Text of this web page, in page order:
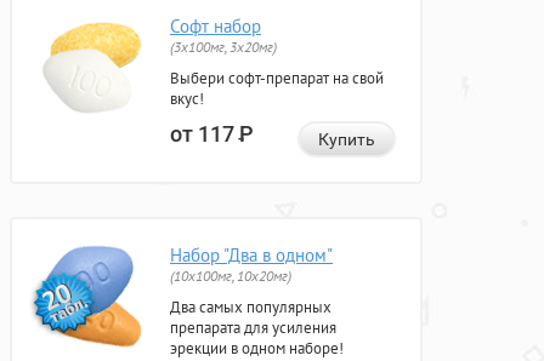
Софт набор
(3x100мг, 3x20мг)
Выбери софт-препарат на свой
вкус!
от 117Р Купить
Набор "Два в одном"
(10x100мг, 10x20мг)
Два самых популярных
препарата для усиления
эрекции в одном наборе!